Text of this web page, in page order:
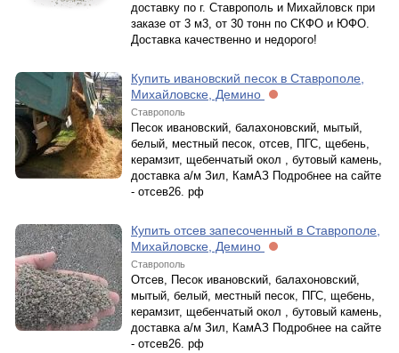
доставку по г. Ставрополь и Михайловск при
заказе от 3 м3, от 30 тонн по СКФО и ЮФО.
Доставка качественно и недорого!
Купить ивановский песок в Ставрополе,
Михайловске, Демино
Ставрополь
Песок ивановский, балахоновский, мытый,
белый, местный песок, отсев, ПГС, щебень,
керамзит, щебенчатый окол , бутовый камень,
доставка а/м Зил, КамАЗ Подробнее на сайте
- отсев26. рф
Купить отсев запесоченный в Ставрополе,
Михайловске, Демино
Ставрополь
Отсев, Песок ивановский, балахоновский,
мытый, белый, местный песок, ПГС, щебень,
керамзит, щебенчатый окол , бутовый камень,
доставка а/м Зил, КамАЗ Подробнее на сайте
- отсев26. рф